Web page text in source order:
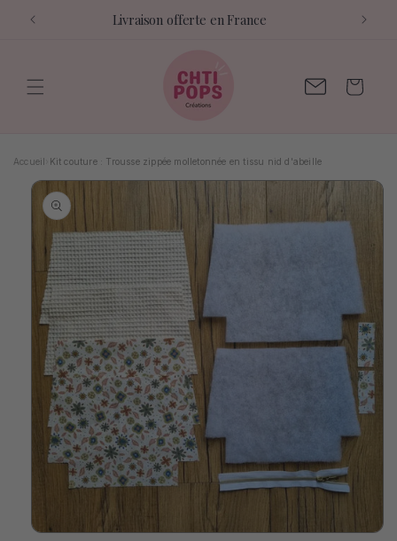
passer
Livraison offerte en France
Contactez-
Panier
Accueil Kit couture : Trousse zippée molletonnée en tissu nid d'abeille
Passer aux
informations
produits